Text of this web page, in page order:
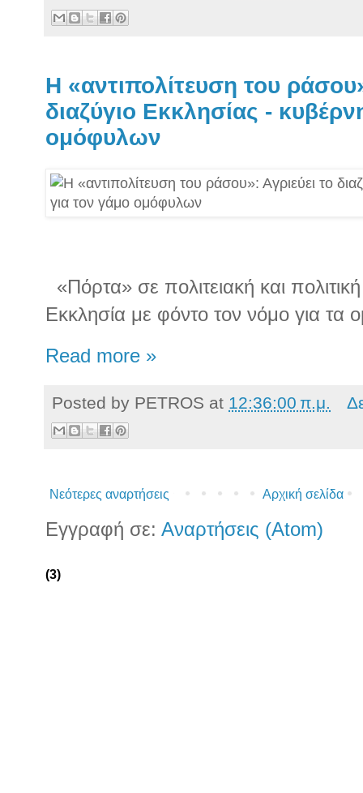
Η «αντιπολίτευση του
διαζύγιο Εκκλησίας -
ομόφυλων
«Πόρτα» σε πολιτειακή και
Εκκλησία με φόντο τον νόμο για τα
Read more »
Posted by PETROS at 12:36:00 π.μ.
Νεότερες αναρτήσεις Αρχική σελίδα
Εγγραφή σε: Αναρτήσεις (Atom)
(3)